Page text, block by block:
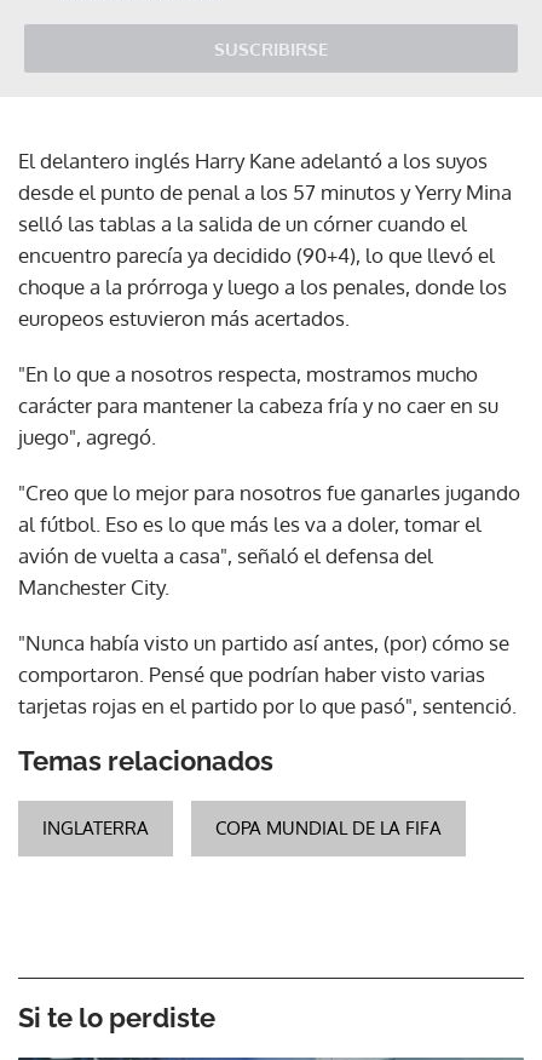
SUSCRIBIRSE
El delantero inglés Harry Kane adelantó a los suyos
desde el punto de penal a los 57 minutos y Yerry Mina
selló las tablas a la salida de un córner cuando el
encuentro parecía ya decidido (90+4), lo que llevó el
choque a la prórroga y luego a los penales, donde los
europeos estuvieron más acertados.
"En lo que a nosotros respecta, mostramos mucho
carácter para mantener la cabeza fría y no caer en su
juego", agregó.
"Creo que lo mejor para nosotros fue ganarles jugando
al fútbol. Eso es lo que más les va a doler, tomar el
avión de vuelta a casa", señaló el defensa del
Manchester City.
"Nunca había visto un partido así antes, (por) cómo se
comportaron. Pensé que podrían haber visto varias
tarjetas rojas en el partido por lo que pasó", sentenció.
Temas relacionados
INGLATERRA COPA MUNDIAL DE LA FIFA
Si te lo perdiste